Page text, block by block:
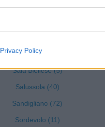
Privacy Policy
Sagliano Micca (18)
Sala Biellese (5)
Salussola (40)
Sandigliano (72)
Sordevolo (11)